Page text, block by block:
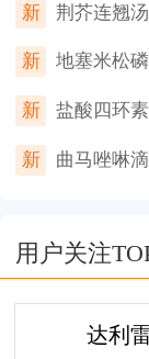
新 荆芥连翘
新 地塞米松磷酸钠点眼·点
新 盐酸四环
新 曲马唑啉
用户关注
达利